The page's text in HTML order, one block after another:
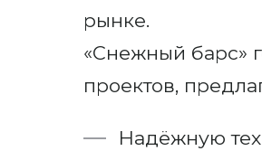
рынке.
«Снежный барс»
проектов,
Надёжную